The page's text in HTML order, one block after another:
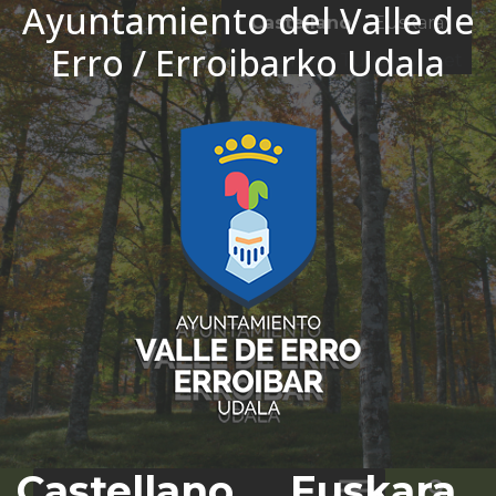
Ayuntamiento del Valle de
Erro / Erroibarko Udala
Ir al contenido
Castellano
Euskara
El tiempo - Tutiempo.net